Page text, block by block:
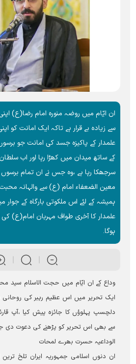
ان ایّام میں روضہ منورہ امام رضا(ع)
سے زیادہ بے قرار ہے تاکہ ایک امانت کو
علمدار کے پاکیزہ جسد کی امانت جو
کے ساتھ میدان میں کھڑا رہا اور اب
سرجھکا رہا ہے ،وہ جس نے ان تمام
معین الضعفاء امام (ع) سے والہانہ
ہمیشہ کے لئے اس ملکوتی بارگاہ کے جوار
علمدار کا آخری طواف مہربان امام(ع) کی
ہوگا۔
وداع کے ان ایّام میں حجت الاسلام سید
ایک تحریر میں اس عظیم رہبر کی روحانی
دلچسپ پہلوؤں کا جائزہ پیش کیا ،آپ
سے بھی اس تحریر کو پڑھنے کی دعوت دی
الوداعیہ حسرت بھرے لمحات
ان دنوں اسلامی جمہوریہ ایران تلخ